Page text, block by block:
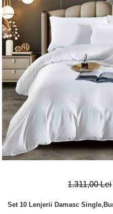
Lenjerii Creponate
Lenjerii de finet Iprimate Digital
Lenjerii de pat Bumbac 100%
Lenjerii de pat Finet + 2
Lenjerii de pat Saten 4 piese
elastic
1.311,00 Lei
Set 10 Lenjerii Damasc